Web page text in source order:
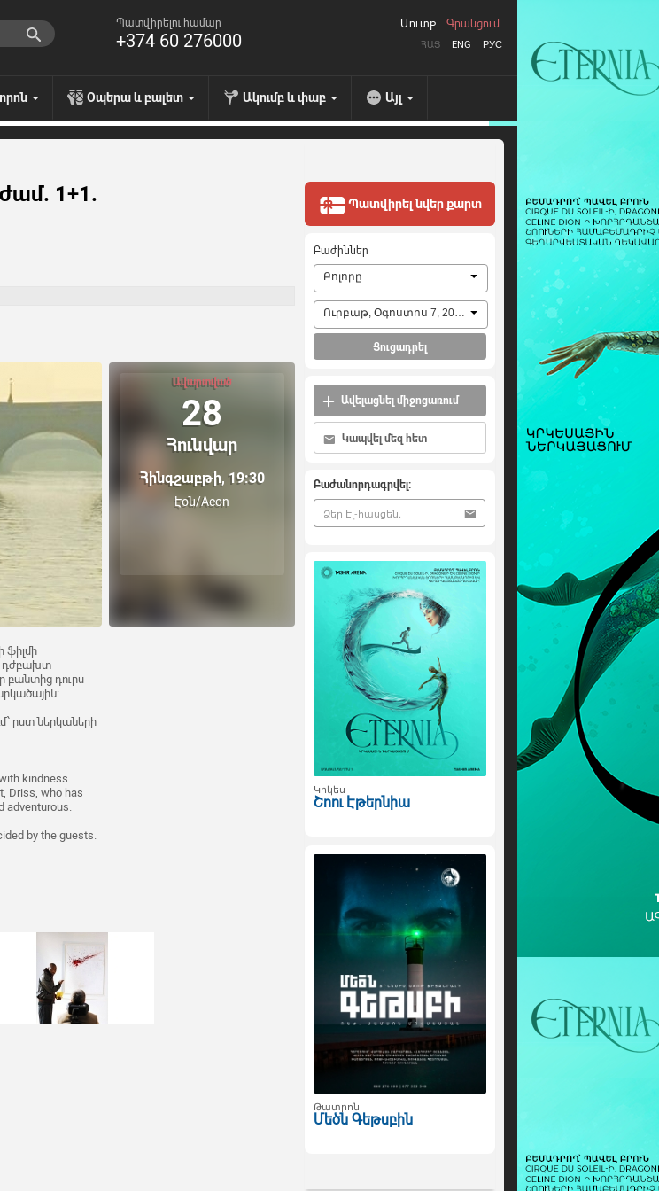
Պատվիրելու համար
+374 60 276000 ՀԱՅ ENG РУС
Մուտք Գրանցում
Օպերա և բալետ Ակումբ և փաբ Այլ
1+1.
Ավարտված
28
Հունվար
Հինգշաբթի, 19:30
Էօն/Aeon
ֆիլմի
դժբախտ
բանտից դուրս
ըստ ներկաների
kindness.
Driss, who has
adventurous.
by the guests.
Պատվիրել նվեր քարտ
Բաժիններ
Բոլորը
Ուրբաթ, Օգոստոս 7, 2026
Ցուցադրել
Ավելացնել միջոցառում
Կապվել մեզ հետ
Բաժանորդագրվել:
Կրկես
Շոու Էթերնիա
Թատրոն
Մեծն Գեթսբին